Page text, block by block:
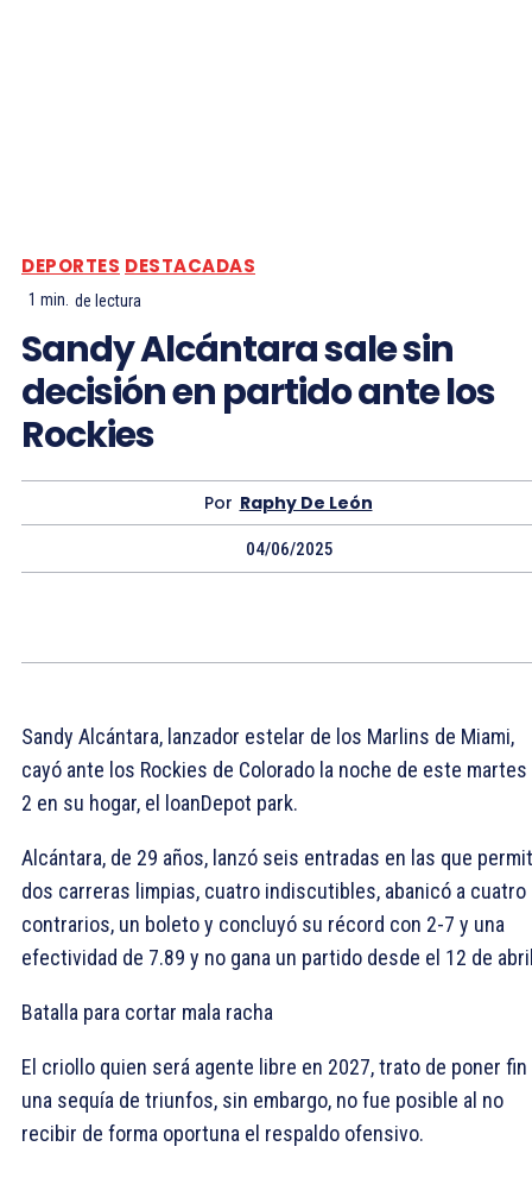
DEPORTES DESTACADAS
1 min. de lectura
Sandy Alcántara sale sin
decisión en partido ante los
Rockies
Por Raphy De León
04/06/2025
Sandy Alcántara, lanzador estelar de los Marlins de Miami,
cayó ante los Rockies de Colorado la noche de este martes
2 en su hogar, el loanDepot park.
Alcántara, de 29 años, lanzó seis entradas en las que
dos carreras limpias, cuatro indiscutibles, abanicó a cuatro
contrarios, un boleto y concluyó su récord con 2-7 y una
efectividad de 7.89 y no gana un partido desde el 12 de
Batalla para cortar mala racha
El criollo quien será agente libre en 2027, trato de poner fin
una sequía de triunfos, sin embargo, no fue posible al no
recibir de forma oportuna el respaldo ofensivo.